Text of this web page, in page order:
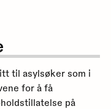
til asylsøker som i
for å få
på